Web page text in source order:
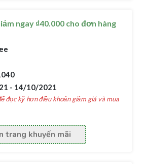
ngay ₫40.000 cho đơn hàng
- 14/10/2021
đọc kỹ hơn điều khoản giảm giá và mua
trang khuyến mãi